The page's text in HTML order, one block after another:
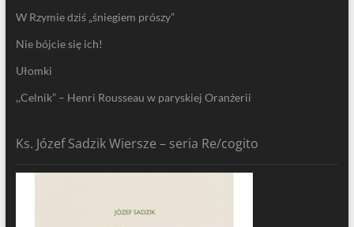
W Rzymie dziś „śniegiem prószy”
Nie bójcie się ich!
Ułomki
,,Celnik” – Henri Rousseau w paryskiej Oranżerii
Ks. Józef Sadzik Wiersze – seria Re/cogito